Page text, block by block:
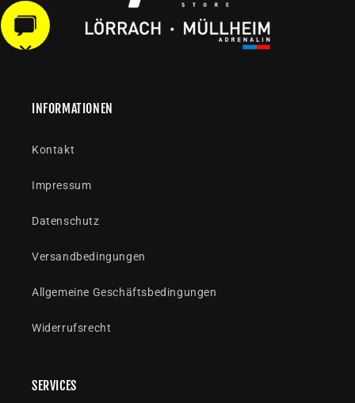
INFORMATIONEN
Kontakt
Impressum
Datenschutz
Versandbedingungen
Allgemeine Geschäftsbedingungen
Widerrufsrecht
SERVICES